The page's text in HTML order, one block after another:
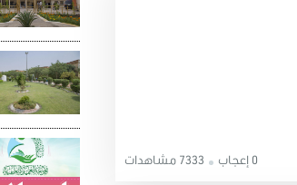
7333 مشاهدات 0 إعجاب